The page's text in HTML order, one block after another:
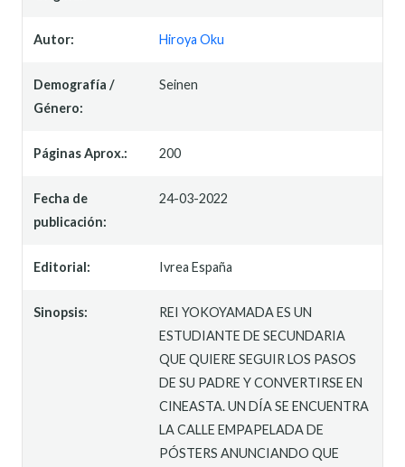
Autor: Hiroya Oku
Demografía /
Género:
Seinen
Páginas Aprox.: 200
Fecha de
publicación:
24-03-2022
Editorial: Ivrea España
Sinopsis:
REI YOKOYAMADA ES UN
ESTUDIANTE DE SECUNDARIA
QUE QUIERE SEGUIR LOS PASOS
DE SU PADRE Y CONVERTIRSE EN
CINEASTA. UN DÍA SE ENCUENTRA
LA CALLE EMPAPELADA DE
PÓSTERS ANUNCIANDO QUE